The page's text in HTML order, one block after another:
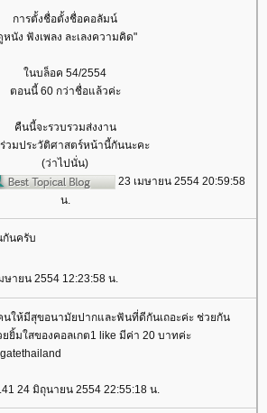
การตั้งชื่อตั้งชื่อคอลัมน์
หนัง ฟังเพลง ละเลงความคิด"
นบล็อค 54/2554
ตอนนี้ 60 กว่าชื่อแล้วค่ะ
คืนนี้จะรวบรวมส่งงาน
วมประวัติศาสตร์หน้านี้กันนะคะ
(ว่าไปนั่น)
23 เมษายน 2554 20:59:58
น.
กันครับ
ษายน 2554 12:23:58 น.
นให้มีสุขอนามัยปากและฟันที่ดีกันเถอะค่ะ ช่วยกัน
ยิ้มใสของคอลเกต1 like มีค่า 20 บาทค่ะ
24 มิถุนายน 2554 22:55:18 น.